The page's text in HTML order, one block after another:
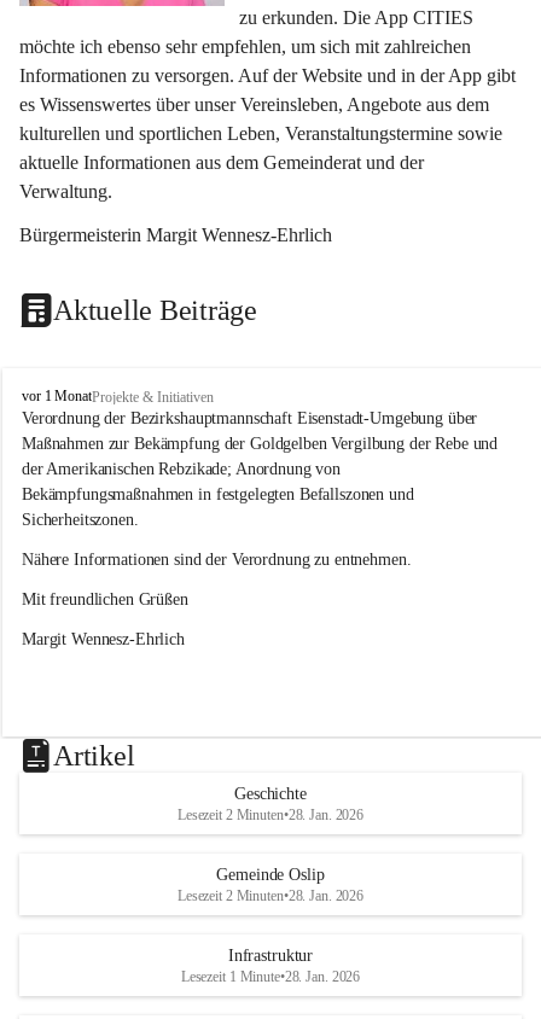
zu erkunden. Die App CITIES
möchte ich ebenso sehr empfehlen, um sich mit zahlreichen
Informationen zu versorgen. Auf der Website und in der App gibt
es Wissenswertes über unser Vereinsleben, Angebote aus dem
kulturellen und sportlichen Leben, Veranstaltungstermine sowie
aktuelle Informationen aus dem Gemeinderat und der
Verwaltung.
Bürgermeisterin Margit Wennesz-Ehrlich
Aktuelle Beiträge
O
s
l
i
p
vor 1 MonatProjekte & Initiativen
Verordnung der Bezirkshauptmannschaft Eisenstadt-Umgebung über
Maßnahmen zur Bekämpfung der Goldgelben Vergilbung der Rebe und
der Amerikanischen Rebzikade; Anordnung von
Bekämpfungsmaßnahmen in festgelegten Befallszonen und
Sicherheitszonen.
Nähere Informationen sind der Verordnung zu entnehmen.
Mit freundlichen Grüßen
Margit Wennesz-Ehrlich
Artikel
Geschichte
Lesezeit 2 Minuten•28. Jan. 2026
Gemeinde Oslip
Lesezeit 2 Minuten•28. Jan. 2026
Infrastruktur
Lesezeit 1 Minute•28. Jan. 2026